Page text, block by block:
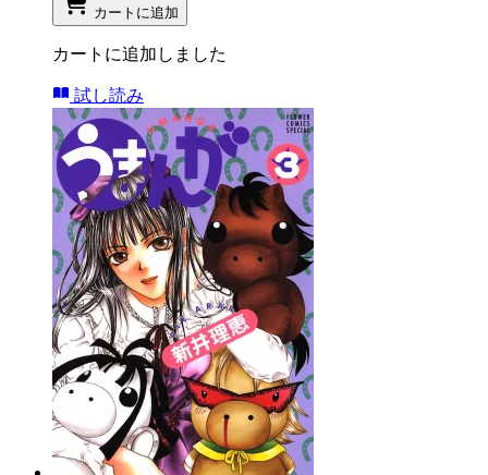
カートに追加
カートに追加しました
試し読み